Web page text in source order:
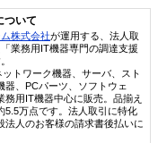
ついて
株式会社が運用する、法人取
業務用IT機器専門の調達支援
ットワーク機器、サーバ、スト
器、PCパーツ、ソフトウェ
務用IT機器中心に販売。品揃え
5.5万点です。法人取引に特化
法人のお客様の請求書後払いに